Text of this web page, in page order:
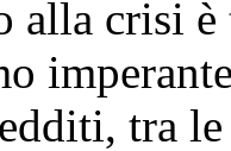
alla crisi
tra